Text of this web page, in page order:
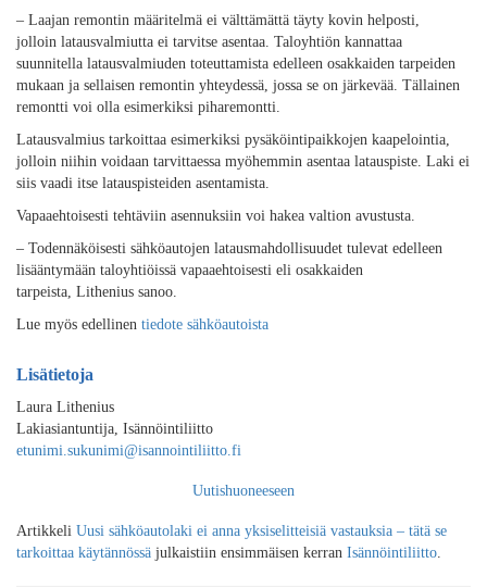
– Laajan remontin määritelmä ei välttämättä täyty kovin helposti,
jolloin latausvalmiutta ei tarvitse asentaa. Taloyhtiön kannattaa
suunnitella latausvalmiuden toteuttamista edelleen osakkaiden tarpeiden
mukaan ja sellaisen remontin yhteydessä, jossa se on järkevää. Tällainen
remontti voi olla esimerkiksi piharemontti.
Latausvalmius tarkoittaa esimerkiksi pysäköintipaikkojen kaapelointia,
jolloin niihin voidaan tarvittaessa myöhemmin asentaa latauspiste. Laki ei
siis vaadi itse latauspisteiden asentamista.
Vapaaehtoisesti tehtäviin asennuksiin voi hakea valtion avustusta.
– Todennäköisesti sähköautojen latausmahdollisuudet tulevat edelleen
lisääntymään taloyhtiöissä vapaaehtoisesti eli osakkaiden
tarpeista, Lithenius sanoo.
Lue myös edellinen tiedote sähköautoista
Lisätietoja
Laura Lithenius
Lakiasiantuntija, Isännöintiliitto
etunimi.sukunimi@isannointiliitto.fi
Uutishuoneeseen
Artikkeli Uusi sähköautolaki ei anna yksiselitteisiä vastauksia – tätä se
tarkoittaa käytännössä julkaistiin ensimmäisen kerran Isännöintiliitto.